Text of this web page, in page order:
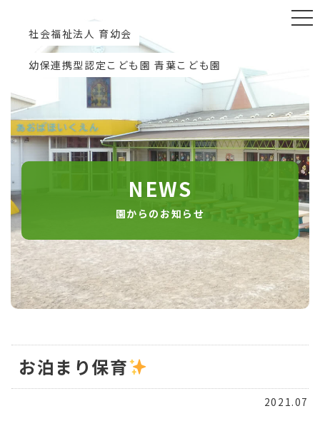
社会福祉法人 育幼会
幼保連携型認定こども園 青葉こども園
NEWS
園からのお知らせ
お泊まり保育
2021.07